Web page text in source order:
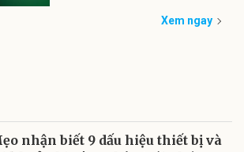
Xem ngay
nhận biết 9 dấu hiệu thiết bị và